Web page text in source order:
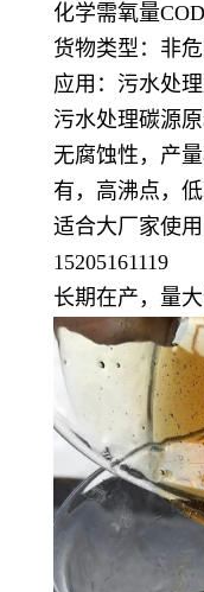
化学需氧量
货物类型：非
应用：污水处
污水处理碳源
无腐蚀性，产
有，高沸点，
适合大厂家使用
15205161119
长期在产，量